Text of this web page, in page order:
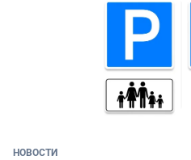
НОВОСТИ